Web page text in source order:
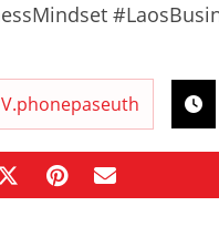
V.phonepaseuth